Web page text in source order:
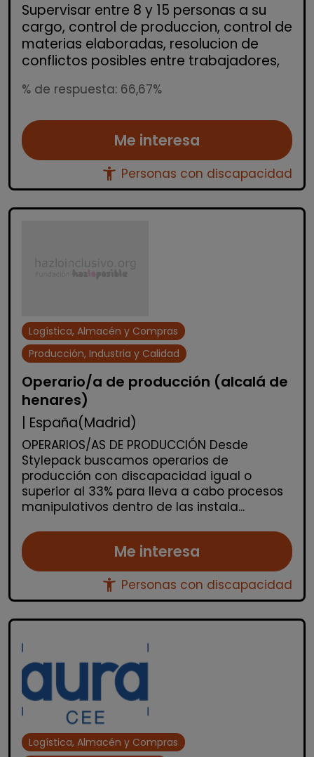
Supervisar entre 8 y 15 personas a su
cargo, control de produccion, control de
materias elaboradas, resolucion de
conflictos posibles entre trabajadores,
% de respuesta: 66,67%
Me interesa
accessibility_new Personas con discapacidad
Logística, Almacén y Compras
Producción, Industria y Calidad
Operario/a de producción (alcalá de
henares)
| España(Madrid)
OPERARIOS/AS DE PRODUCCIÓN Desde
Stylepack buscamos operarios de
producción con discapacidad igual o
superior al 33% para lleva a cabo procesos
manipulativos dentro de las instala...
Me interesa
accessibility_new Personas con discapacidad
Logística, Almacén y Compras